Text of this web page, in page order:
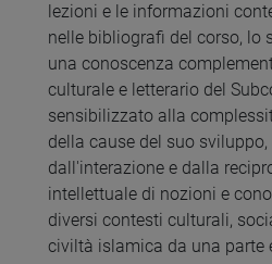
lezioni e le informazioni
nelle bibliografi del corso, lo
una conoscenza
culturale e letterario del
sensibilizzato alla
della cause del suo
dall'interazione e dalla
intellettuale di nozioni e
diversi contesti culturali,
civiltà islamica da una parte